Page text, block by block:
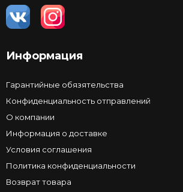
Информация
Гарантийные обязятельства
Конфиденциальность отправлений
О компании
Информация о доставке
Условия соглашения
Политика конфиденциальности
Возврат товара